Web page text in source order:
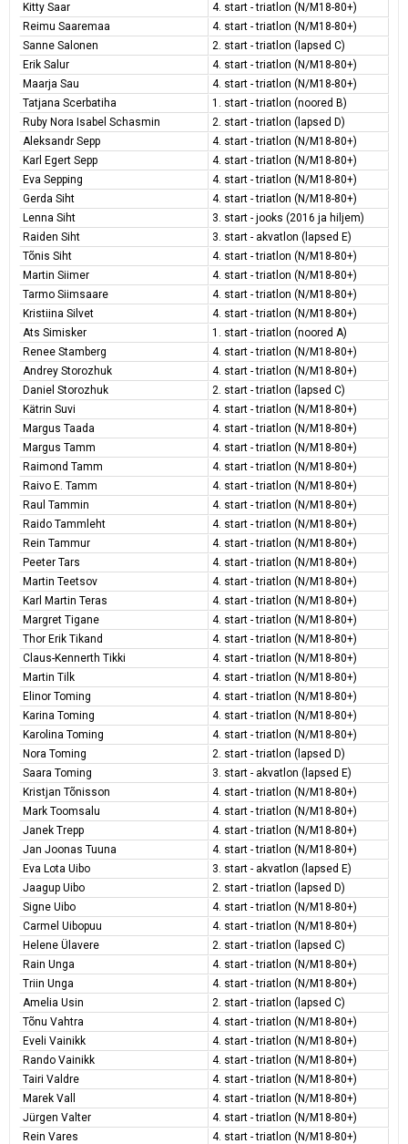
Kitty Saar
4. start - triatlon (N/M18-80+)
Reimu Saaremaa
4. start - triatlon (N/M18-80+)
Sanne Salonen
2. start - triatlon (lapsed C)
Erik Salur
4. start - triatlon (N/M18-80+)
Maarja Sau
4. start - triatlon (N/M18-80+)
Tatjana Scerbatiha
1. start - triatlon (noored B)
Ruby Nora Isabel Schasmin
2. start - triatlon (lapsed D)
Aleksandr Sepp
4. start - triatlon (N/M18-80+)
Karl Egert Sepp
4. start - triatlon (N/M18-80+)
Eva Sepping
4. start - triatlon (N/M18-80+)
Gerda Siht
4. start - triatlon (N/M18-80+)
Lenna Siht
3. start - jooks (2016 ja hiljem)
Raiden Siht
3. start - akvatlon (lapsed E)
Tõnis Siht
4. start - triatlon (N/M18-80+)
Martin Siimer
4. start - triatlon (N/M18-80+)
Tarmo Siimsaare
4. start - triatlon (N/M18-80+)
Kristiina Silvet
4. start - triatlon (N/M18-80+)
Ats Simisker
1. start - triatlon (noored A)
Renee Stamberg
4. start - triatlon (N/M18-80+)
Andrey Storozhuk
4. start - triatlon (N/M18-80+)
Daniel Storozhuk
2. start - triatlon (lapsed C)
Kätrin Suvi
4. start - triatlon (N/M18-80+)
Margus Taada
4. start - triatlon (N/M18-80+)
Margus Tamm
4. start - triatlon (N/M18-80+)
Raimond Tamm
4. start - triatlon (N/M18-80+)
Raivo E. Tamm
4. start - triatlon (N/M18-80+)
Raul Tammin
4. start - triatlon (N/M18-80+)
Raido Tammleht
4. start - triatlon (N/M18-80+)
Rein Tammur
4. start - triatlon (N/M18-80+)
Peeter Tars
4. start - triatlon (N/M18-80+)
Martin Teetsov
4. start - triatlon (N/M18-80+)
Karl Martin Teras
4. start - triatlon (N/M18-80+)
Margret Tigane
4. start - triatlon (N/M18-80+)
Thor Erik Tikand
4. start - triatlon (N/M18-80+)
Claus-Kennerth Tikki
4. start - triatlon (N/M18-80+)
Martin Tilk
4. start - triatlon (N/M18-80+)
Elinor Toming
4. start - triatlon (N/M18-80+)
Karina Toming
4. start - triatlon (N/M18-80+)
Karolina Toming
4. start - triatlon (N/M18-80+)
Nora Toming
2. start - triatlon (lapsed D)
Saara Toming
3. start - akvatlon (lapsed E)
Kristjan Tõnisson
4. start - triatlon (N/M18-80+)
Mark Toomsalu
4. start - triatlon (N/M18-80+)
Janek Trepp
4. start - triatlon (N/M18-80+)
Jan Joonas Tuuna
4. start - triatlon (N/M18-80+)
Eva Lota Uibo
3. start - akvatlon (lapsed E)
Jaagup Uibo
2. start - triatlon (lapsed D)
Signe Uibo
4. start - triatlon (N/M18-80+)
Carmel Uibopuu
4. start - triatlon (N/M18-80+)
Helene Ülavere
2. start - triatlon (lapsed C)
Rain Unga
4. start - triatlon (N/M18-80+)
Triin Unga
4. start - triatlon (N/M18-80+)
Amelia Usin
2. start - triatlon (lapsed C)
Tõnu Vahtra
4. start - triatlon (N/M18-80+)
Eveli Vainikk
4. start - triatlon (N/M18-80+)
Rando Vainikk
4. start - triatlon (N/M18-80+)
Tairi Valdre
4. start - triatlon (N/M18-80+)
Marek Vall
4. start - triatlon (N/M18-80+)
Jürgen Valter
4. start - triatlon (N/M18-80+)
Rein Vares
4. start - triatlon (N/M18-80+)